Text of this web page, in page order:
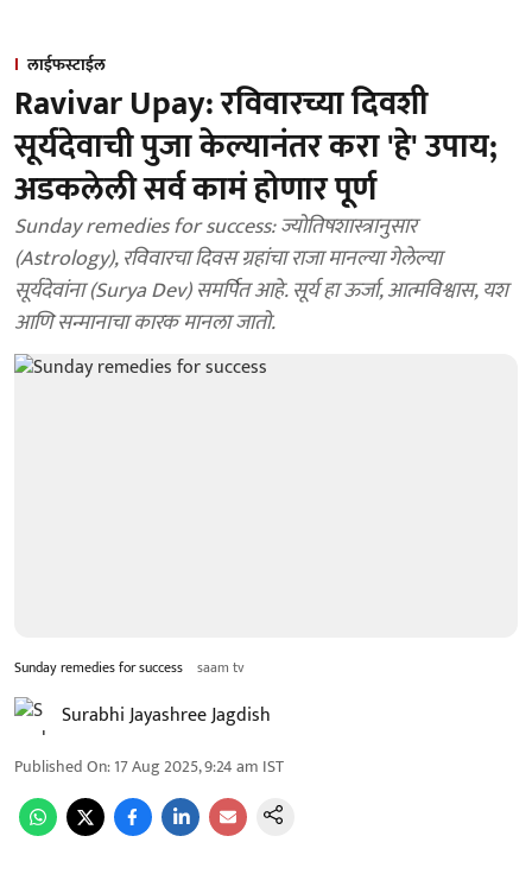
लाईफस्टाईल
Ravivar Upay: रविवारच्या दिवशी
सूर्यदेवाची पुजा केल्यानंतर करा 'हे' उपाय;
अडकलेली सर्व कामं होणार पूर्ण
Sunday remedies for success: ज्योतिषशास्त्रानुसार
(Astrology), रविवारचा दिवस ग्रहांचा राजा मानल्या गेलेल्या
सूर्यदेवांना (Surya Dev) समर्पित आहे. सूर्य हा ऊर्जा, आत्मविश्वास, यश
आणि सन्मानाचा कारक मानला जातो.
Sunday remedies for success saam tv
Surabhi Jayashree Jagdish
Published On:17 Aug 2025, 9:24 am IST